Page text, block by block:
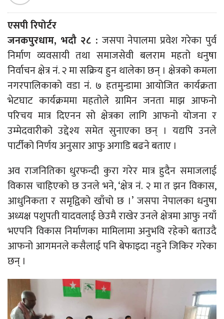
एसपी रिपोर्टर
जनकपुरधाम, भदौ २८ : जसपा नेपालमा प्रवेश गरेका पुर्व
निर्माण व्यवसायी तथा समाजसेवी बलराम महतो धनुषा
निर्वाचन क्षेत्र नं. २ मा सक्रिय हुन थालेका छन् । क्षेत्रको कमला
नगरपालिकाको वडा नं. ७ हतमुन्डामा आयोजित कार्यक्रता
भेटघाट कार्यक्रममा महतोले ग्रामिन जनता माझ आफनो
परिचय मात्र दिएनन सो क्षेत्रका लागि आफनो योजना र
उम्मेदवारीको उद्देश्य समेत सुनाएका छन् । यद्यपि उनले
पार्टीको निर्णय अनुसार आफु अगाडि बढने बताए ।
अव राजनितिका धुरफन्दी कुरा गरेर मात्र हुदैन समाजलाई
विकास चाहिएको छ उनले भने, ‘क्षेत्र नं. २ मा त झन विकास,
आधुनिकता र समृद्विको खाँचो छ ।’ जसपा नेपालका धनुषा
अध्यक्ष पशुपती यादवलाई छेउमै राखेर उनले क्षेत्रमा आफु नयाँ
भएपनि विकास निर्माणका मामिलामा अनुभवि रहेको बताउदै
आफनो आगमनले कसैलाई पनि बेफाइदा नहुने जिकिर गरेका
छन् ।